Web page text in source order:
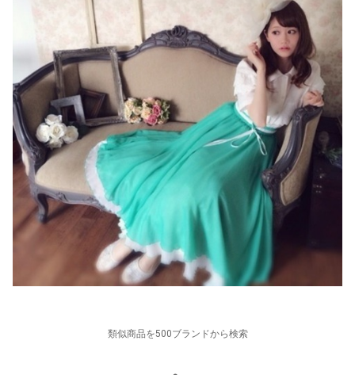
類似商品を500ブランドから検索